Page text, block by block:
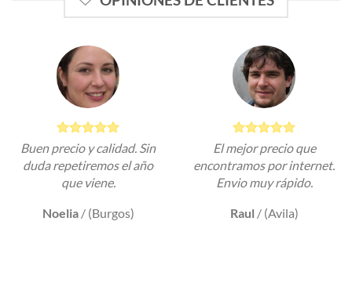
Buen precio y calidad. Sin
duda repetiremos el año
que viene.
Noelia / (Burgos)
El mejor precio que
encontramos por internet.
Envio muy rápido.
Raul / (Avila)